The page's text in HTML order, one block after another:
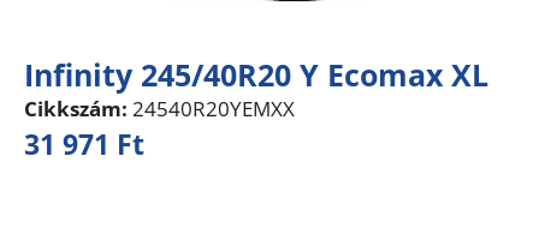
Infinity 245/40R20 Y Ecomax XL
Cikkszám: 24540R20YEMXX
31 971 Ft